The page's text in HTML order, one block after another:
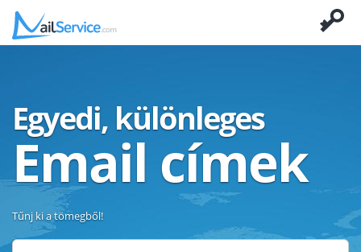
Egyedi, különleges
Email címek
Tűnj ki a tömegből!